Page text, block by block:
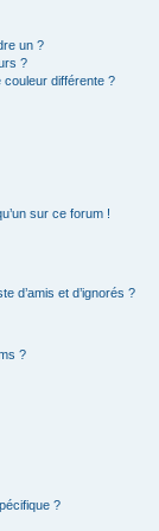
un ?
?
couleur différente ?
sur ce forum !
d’amis et d’ignorés ?
?
?